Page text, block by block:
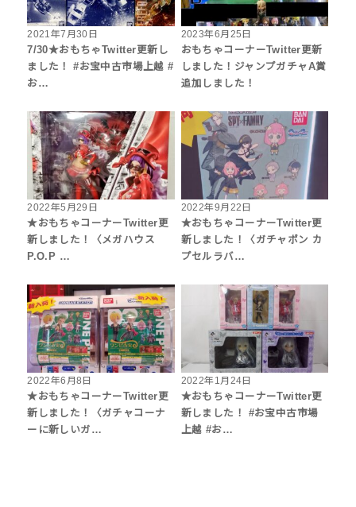
2021年7月30日
7/30★おもちゃTwitter更新し
ました！ #お宝中古市場上越 #
お…
2023年6月25日
おもちゃコーナーTwitter更新
しました！ジャンプガチャA賞
追加しました！
2022年5月29日
★おもちゃコーナーTwitter更
新しました！〈メガハウス
P.O.P …
2022年9月22日
★おもちゃコーナーTwitter更
新しました！〈ガチャポン カ
プセルラバ…
2022年6月8日
★おもちゃコーナーTwitter更
新しました！〈ガチャコーナ
ーに新しいガ…
2022年1月24日
★おもちゃコーナーTwitter更
新しました！ #お宝中古市場
上越 #お…